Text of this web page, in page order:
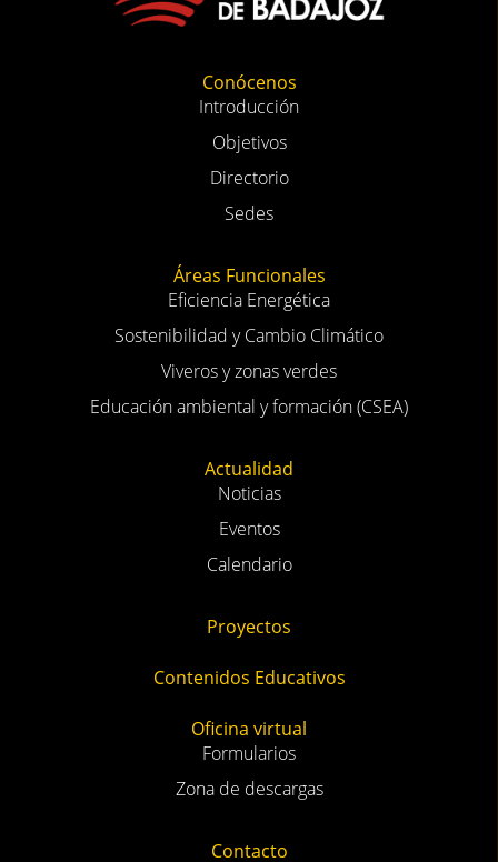
Conócenos
Introducción
Objetivos
Directorio
Sedes
Áreas Funcionales
Eficiencia Energética
Sostenibilidad y Cambio Climático
Viveros y zonas verdes
Educación ambiental y formación (CSEA)
Actualidad
Noticias
Eventos
Calendario
Proyectos
Contenidos Educativos
Oficina virtual
Formularios
Zona de descargas
Contacto